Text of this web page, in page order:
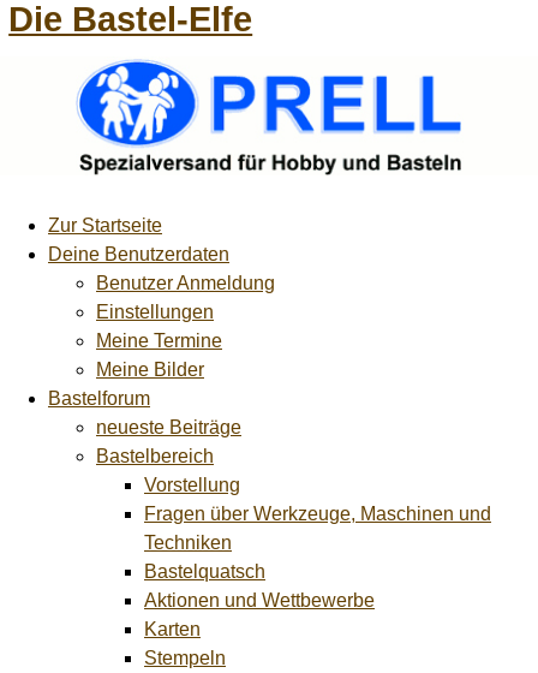
Die Bastel-Elfe
Zur Startseite
Deine Benutzerdaten
Benutzer Anmeldung
Einstellungen
Meine Termine
Meine Bilder
Bastelforum
neueste Beiträge
Bastelbereich
Vorstellung
Fragen über Werkzeuge, Maschinen und
Techniken
Bastelquatsch
Aktionen und Wettbewerbe
Karten
Stempeln